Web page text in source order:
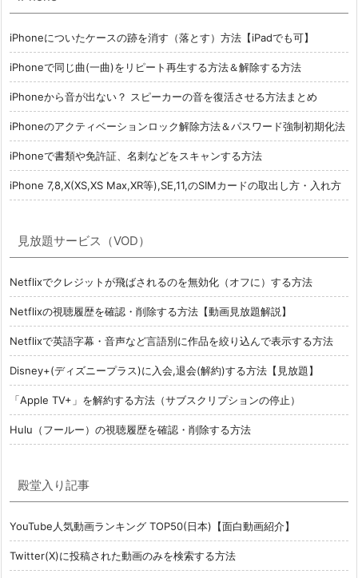
iPhoneについたケースの跡を消す（落とす）方法【iPadでも可】
iPhoneで同じ曲(一曲)をリピート再生する方法＆解除する方法
iPhoneから音が出ない？ スピーカーの音を復活させる方法まとめ
iPhoneのアクティベーションロック解除方法＆パスワード強制初期化法
iPhoneで書類や免許証、名刺などをスキャンする方法
iPhone 7,8,X(XS,XS Max,XR等),SE,11,のSIMカードの取出し方・入れ方
見放題サービス（VOD）
Netflixでクレジットが飛ばされるのを無効化（オフに）する方法
Netflixの視聴履歴を確認・削除する方法【動画見放題解説】
Netflixで英語字幕・音声など言語別に作品を絞り込んで表示する方法
Disney+(ディズニープラス)に入会,退会(解約)する方法【見放題】
「Apple TV+」を解約する方法（サブスクリプションの停止）
Hulu（フールー）の視聴履歴を確認・削除する方法
殿堂入り記事
YouTube人気動画ランキング TOP50(日本)【面白動画紹介】
Twitter(X)に投稿された動画のみを検索する方法